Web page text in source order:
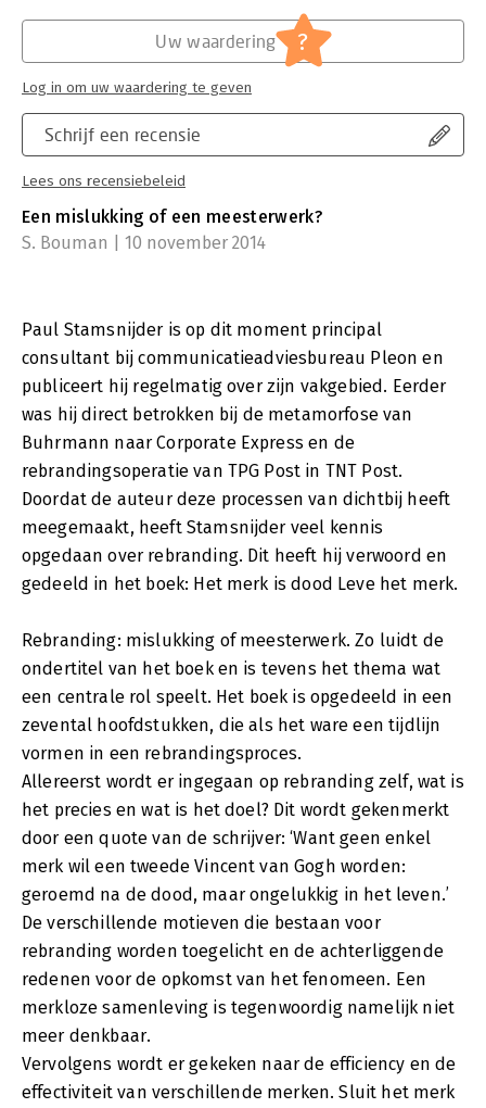
Schrijf een recensie
Lees ons recensiebeleid
Uw waardering ?
Log in om uw waardering te geven
Een mislukking of een meesterwerk?
S. Bouman | 10 november 2014
Paul Stamsnijder is op dit moment principal
consultant bij communicatieadviesbureau Pleon en
publiceert hij regelmatig over zijn vakgebied. Eerder
was hij direct betrokken bij de metamorfose van
Buhrmann naar Corporate Express en de
rebrandingsoperatie van TPG Post in TNT Post.
Doordat de auteur deze processen van dichtbij heeft
meegemaakt, heeft Stamsnijder veel kennis
opgedaan over rebranding. Dit heeft hij verwoord en
gedeeld in het boek: Het merk is dood Leve het merk.
Rebranding: mislukking of meesterwerk. Zo luidt de
ondertitel van het boek en is tevens het thema wat
een centrale rol speelt. Het boek is opgedeeld in een
zevental hoofdstukken, die als het ware een tijdlijn
vormen in een rebrandingsproces.
Allereerst wordt er ingegaan op rebranding zelf, wat is
het precies en wat is het doel? Dit wordt gekenmerkt
door een quote van de schrijver: ‘Want geen enkel
merk wil een tweede Vincent van Gogh worden:
geroemd na de dood, maar ongelukkig in het leven.’
De verschillende motieven die bestaan voor
rebranding worden toegelicht en de achterliggende
redenen voor de opkomst van het fenomeen. Een
merkloze samenleving is tegenwoordig namelijk niet
meer denkbaar.
Vervolgens wordt er gekeken naar de efficiency en de
effectiviteit van verschillende merken. Sluit het merk